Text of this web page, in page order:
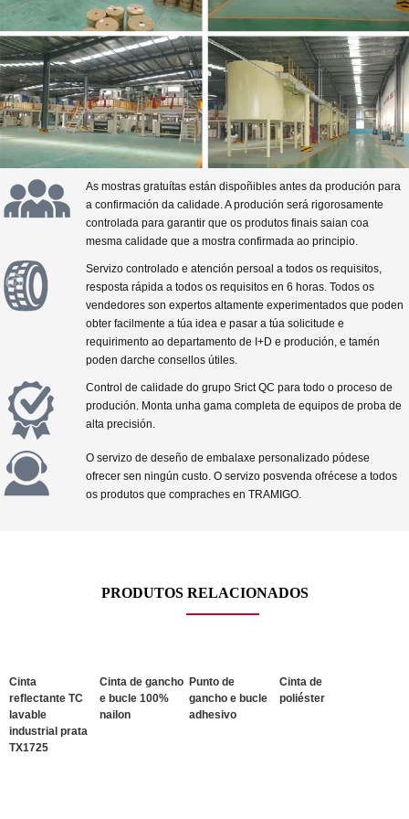
As mostras gratuítas están dispoñibles antes da produción para
a confirmación da calidade. A produción será rigorosamente
controlada para garantir que os produtos finais saian coa
mesma calidade que a mostra confirmada ao principio.
Servizo controlado e atención persoal a todos os requisitos,
resposta rápida a todos os requisitos en 6 horas. Todos os
vendedores son expertos altamente experimentados que poden
obter facilmente a túa idea e pasar a túa solicitude e
requirimento ao departamento de I+D e produción, e tamén
poden darche consellos útiles.
Control de calidade do grupo Srict QC para todo o proceso de
produción. Monta unha gama completa de equipos de proba de
alta precisión.
O servizo de deseño de embalaxe personalizado pódese
ofrecer sen ningún custo. O servizo posvenda ofrécese a todos
os produtos que compraches en TRAMIGO.
PRODUTOS RELACIONADOS
Cinta
reflectante TC
lavable
industrial prata
TX1725
Cinta de gancho
e bucle 100%
nailon
Punto de
gancho e bucle
adhesivo
Cinta de
poliéster